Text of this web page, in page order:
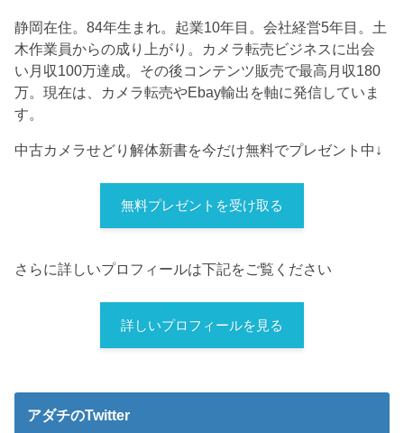
静岡在住。84年生まれ。起業10年目。会社経営5年目。土
木作業員からの成り上がり。カメラ転売ビジネスに出会
い月収100万達成。その後コンテンツ販売で最高月収180
万。現在は、カメラ転売やEbay輸出を軸に発信していま
す。
中古カメラせどり解体新書を今だけ無料でプレゼント中↓
無料プレゼントを受け取る
さらに詳しいプロフィールは下記をご覧ください
詳しいプロフィールを見る
アダチのTwitter